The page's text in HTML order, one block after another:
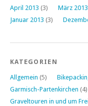
April 2013 (3) März 2013
Januar 2013 (3)
KATEGORIEN
Allgemein (5)
Garmisch-Partenkirchen (4)
Graveltouren in und um